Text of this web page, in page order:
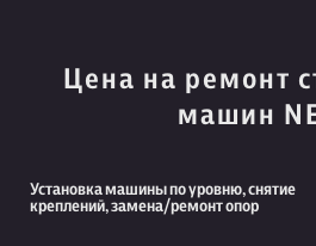
Цена на ремонт
машин
Установка машины по уровню, снятие
креплений, замена/ремонт опор